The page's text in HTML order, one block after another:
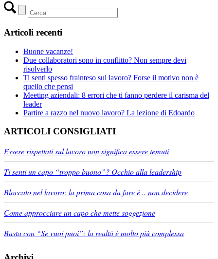
Articoli recenti
Buone vacanze!
Due collaboratori sono in conflitto? Non sempre devi
risolverlo
Ti senti spesso frainteso sul lavoro? Forse il motivo non è
quello che pensi
Meeting aziendali: 8 errori che ti fanno perdere il carisma del
leader
Partire a razzo nel nuovo lavoro? La lezione di Edoardo
ARTICOLI CONSIGLIATI
Essere rispettati sul lavoro non significa essere temuti
Ti senti un capo “troppo buono”? Occhio alla leadership
Bloccato nel lavoro: la prima cosa da fare è .. non decidere
Come approcciare un capo che mette soggezione
Basta con “Se vuoi puoi”: la realtà è molto più complessa